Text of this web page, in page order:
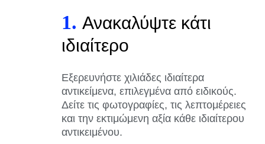
1. Ανακαλύψτε κάτι
ιδιαίτερο
Εξερευνήστε χιλιάδες ιδιαίτερα
αντικείμενα, επιλεγμένα από ειδικούς.
Δείτε τις φωτογραφίες, τις λεπτομέρειες
και την εκτιμώμενη αξία κάθε ιδιαίτερου
αντικειμένου.